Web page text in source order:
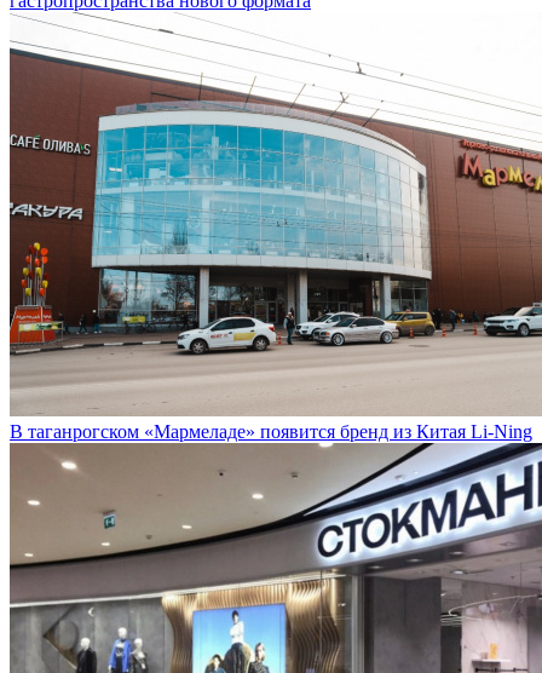
В таганрогском «Мармеладе» появится бренд из Китая Li-Ning